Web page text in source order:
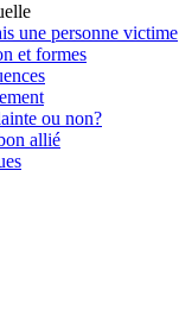
une personne victime
et formes
ou non?
allié